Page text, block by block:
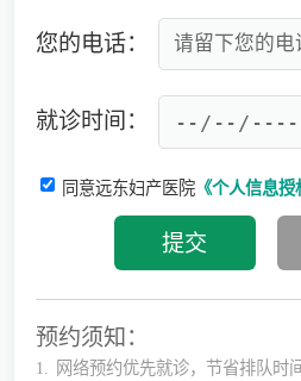
您的电话：
就诊时间：
同意远东妇产医院《个人信息授
预约须知：
1.
网络预约优先就诊，节省排队时间